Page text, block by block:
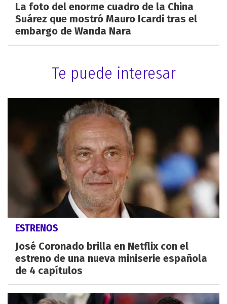
La foto del enorme cuadro de la China
Suárez que mostró Mauro Icardi tras el
embargo de Wanda Nara
Te puede interesar
ESTRENOS
José Coronado brilla en Netflix con el
estreno de una nueva miniserie española
de 4 capítulos